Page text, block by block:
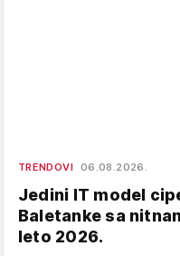
TRENDOVI 06.08.2026.
Jedini IT model
Baletanke sa
leto 2026.